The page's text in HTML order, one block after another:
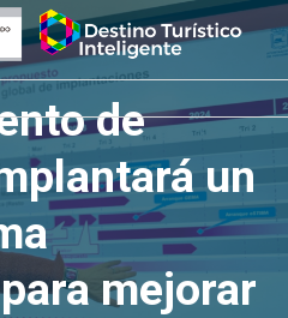
de
un
mejorar